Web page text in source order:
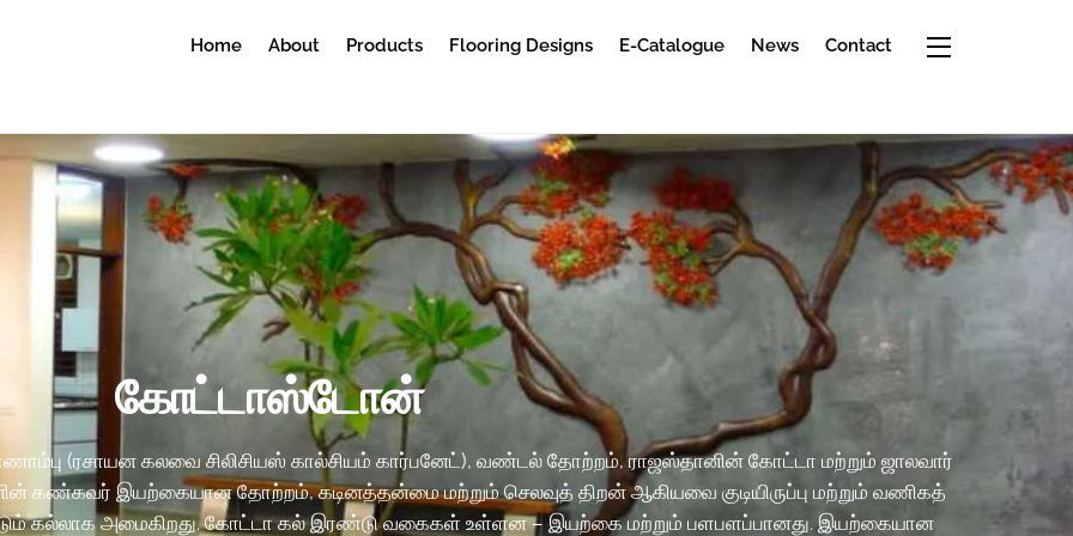
Home About Products Flooring Designs E-Catalogue News Contact Widgets
கோட்டாஸ்டோன்
(ரசாயன கலவை சிலிசியஸ் கால்சியம் கார்பனேட்), வண்டல் தோற்றம், ராஜஸ்தானின் கோட்டா மற்றும் ஜாலவார்
கண்கவர் இயற்கையான தோற்றம், கடினத்தன்மை மற்றும் செலவுத் திறன் ஆகியவை குடியிருப்பு மற்றும் வணிகத்
கல்லாக அமைகிறது. கோட்டா கல் இரண்டு வகைகள் உள்ளன – இயற்கை மற்றும் பளபளப்பானது. இயற்கையான